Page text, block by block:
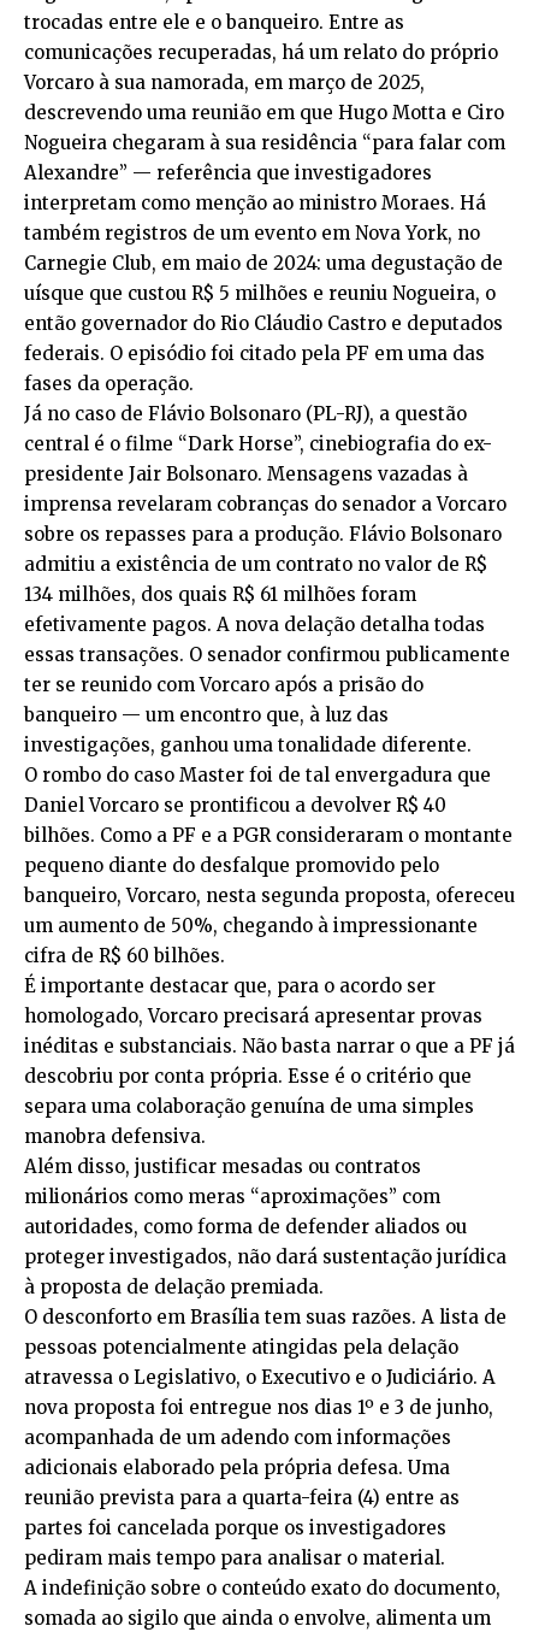
trocadas entre ele e o banqueiro. Entre as
comunicações recuperadas, há um relato do próprio
Vorcaro à sua namorada, em março de 2025,
descrevendo uma reunião em que Hugo Motta e Ciro
Nogueira chegaram à sua residência “para falar com
Alexandre” — referência que investigadores
interpretam como menção ao ministro Moraes. Há
também registros de um evento em Nova York, no
Carnegie Club, em maio de 2024: uma degustação de
uísque que custou R$ 5 milhões e reuniu Nogueira, o
então governador do Rio Cláudio Castro e deputados
federais. O episódio foi citado pela PF em uma das
fases da operação.
Já no caso de Flávio Bolsonaro (PL-RJ), a questão
central é o filme “Dark Horse”, cinebiografia do ex-
presidente Jair Bolsonaro. Mensagens vazadas à
imprensa revelaram cobranças do senador a Vorcaro
sobre os repasses para a produção. Flávio Bolsonaro
admitiu a existência de um contrato no valor de R$
134 milhões, dos quais R$ 61 milhões foram
efetivamente pagos. A nova delação detalha todas
essas transações. O senador confirmou publicamente
ter se reunido com Vorcaro após a prisão do
banqueiro — um encontro que, à luz das
investigações, ganhou uma tonalidade diferente.
O rombo do caso Master foi de tal envergadura que
Daniel Vorcaro se prontificou a devolver R$ 40
bilhões. Como a PF e a PGR consideraram o montante
pequeno diante do desfalque promovido pelo
banqueiro, Vorcaro, nesta segunda proposta, ofereceu
um aumento de 50%, chegando à impressionante
cifra de R$ 60 bilhões.
É importante destacar que, para o acordo ser
homologado, Vorcaro precisará apresentar provas
inéditas e substanciais. Não basta narrar o que a PF já
descobriu por conta própria. Esse é o critério que
separa uma colaboração genuína de uma simples
manobra defensiva.
Além disso, justificar mesadas ou contratos
milionários como meras “aproximações” com
autoridades, como forma de defender aliados ou
proteger investigados, não dará sustentação jurídica
à proposta de delação premiada.
O desconforto em Brasília tem suas razões. A lista de
pessoas potencialmente atingidas pela delação
atravessa o Legislativo, o Executivo e o Judiciário. A
nova proposta foi entregue nos dias 1º e 3 de junho,
acompanhada de um adendo com informações
adicionais elaborado pela própria defesa. Uma
reunião prevista para a quarta-feira (4) entre as
partes foi cancelada porque os investigadores
pediram mais tempo para analisar o material.
A indefinição sobre o conteúdo exato do documento,
somada ao sigilo que ainda o envolve, alimenta um